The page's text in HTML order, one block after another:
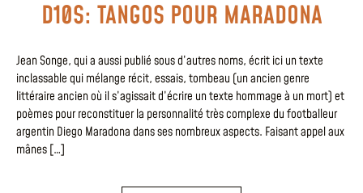
D10S: TANGOS POUR MARADONA
Jean Songe, qui a aussi publié sous d’autres noms, écrit ici un texte
inclassable qui mélange récit, essais, tombeau (un ancien genre
littéraire ancien où il s’agissait d’écrire un texte hommage à un mort) et
poèmes pour reconstituer la personnalité très complexe du footballeur
argentin Diego Maradona dans ses nombreux aspects. Faisant appel aux
mânes […]